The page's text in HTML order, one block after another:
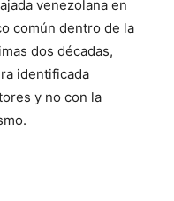
venezolana en
común dentro de la
dos décadas,
identificada
y no con la